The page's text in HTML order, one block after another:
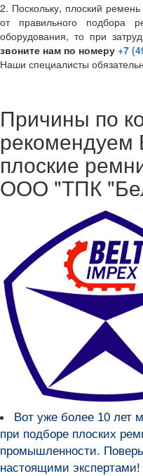
2. Поскольку, плоский
от правильного подбора
оборудования, то при
звоните нам по номеру +7
Наши специалисты
Причины по
рекомендуем
плоские
ООО "ТПК
Вот уже более 10 лет
при подборе плоских
промышленности.
настоящими экспертами!